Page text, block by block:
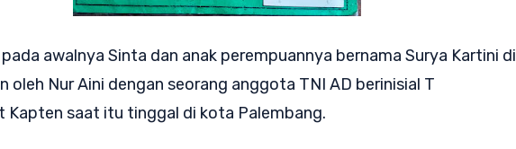
awalnya Sinta dan anak perempuannya bernama Surya Kartini di
oleh Nur Aini dengan seorang anggota TNI AD berinisial T
Kapten saat itu tinggal di kota Palembang.